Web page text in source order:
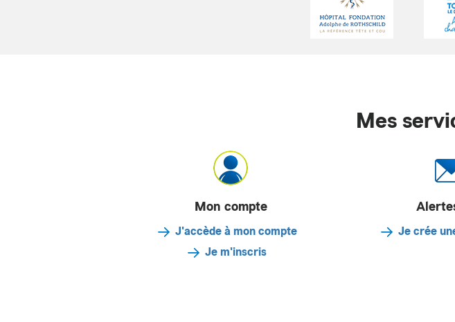
Mes
Mon compte
J'accède à mon compte
Je m'inscris
Je crée